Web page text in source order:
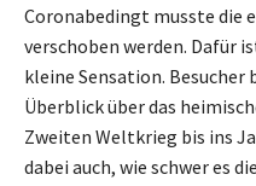
Coronabedingt musste die
verschoben werden. Dafür
kleine Sensation.
Überblick über das
Zweiten Weltkrieg bis ins
dabei auch, wie schwer es